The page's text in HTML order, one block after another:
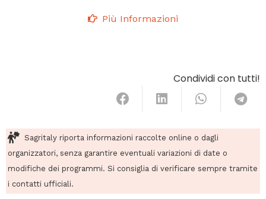
Più Informazioni
Condividi con tutti!
Sagritaly riporta informazioni raccolte online o dagli
organizzatori, senza garantire eventuali variazioni di date o
modifiche dei programmi. Si consiglia di verificare sempre tramite
i contatti ufficiali.